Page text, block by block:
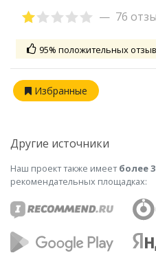
76
95% положительных
Избранные
Другие источники
Наш проект также имеетболее
рекомендательных площадках: